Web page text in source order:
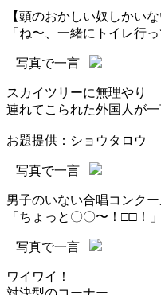
【頭のおかしい奴しかい
「ね〜、一緒にトイレ行っ
写真で一言
スカイツリーに無理やり
連れてこられた外国人が
お題提供：ショウタロウ
写真で一言
男子のいない合唱コンク
「ちょっと〇〇〜！□□！」
写真で一言
ワイワイ！